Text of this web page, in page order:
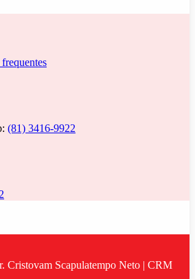
(81) 3416-9922
Cristovam Scapulatempo Neto | CRM